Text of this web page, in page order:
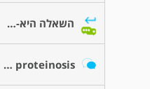
השאלה היא-האם זה נשמע לבבי?
pul alveolar proteinosisמחלת ריאה